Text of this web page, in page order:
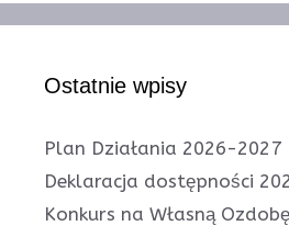
Ostatnie wpisy
Plan Działania 2026-2027
Deklaracja dostępności
Konkurs na Własną